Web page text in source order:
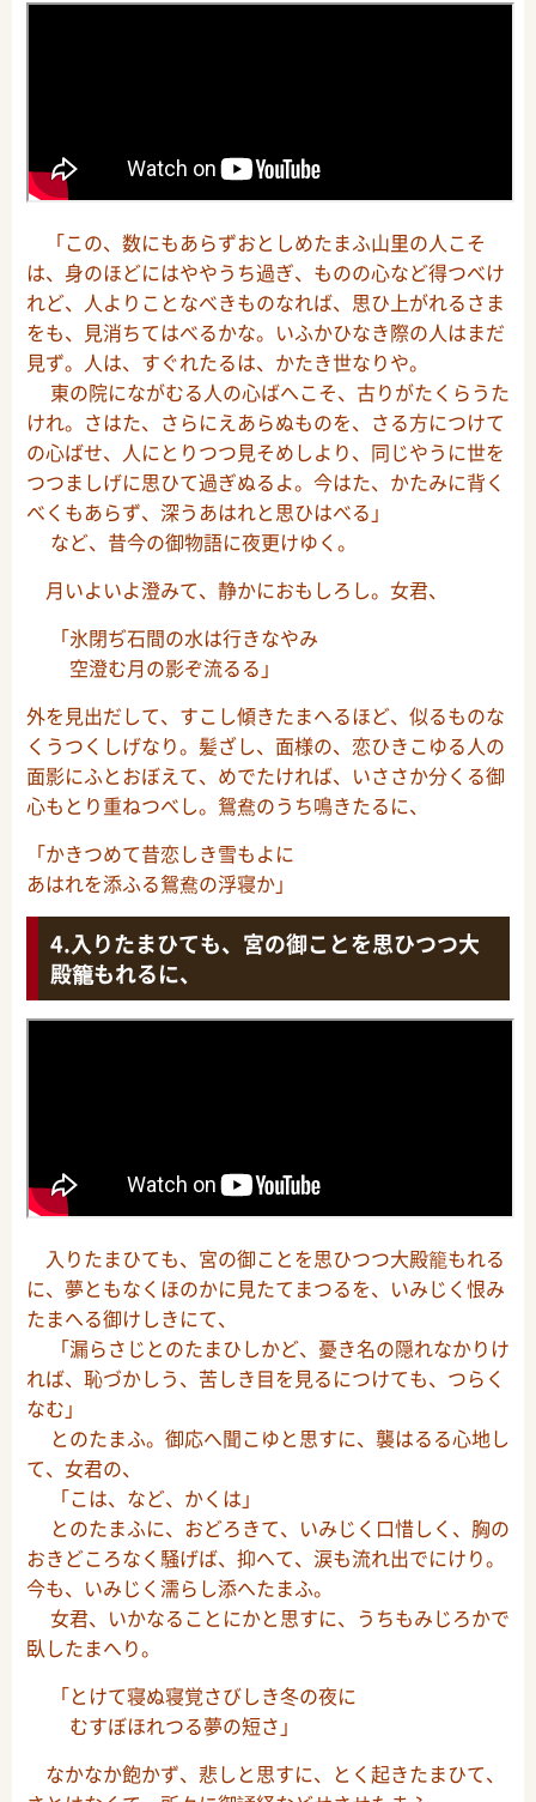
「この、数にもあらずおとしめたまふ山里の人こそ
は、身のほどにはややうち過ぎ、ものの心など得つべけ
れど、人よりことなべきものなれば、思ひ上がれるさま
をも、見消ちてはべるかな。いふかひなき際の人はまだ
見ず。人は、すぐれたるは、かたき世なりや。
東の院にながむる人の心ばへこそ、古りがたくらうた
けれ。さはた、さらにえあらぬものを、さる方につけて
の心ばせ、人にとりつつ見そめしより、同じやうに世を
つつましげに思ひて過ぎぬるよ。今はた、かたみに背く
べくもあらず、深うあはれと思ひはべる」
など、昔今の御物語に夜更けゆく。
月いよいよ澄みて、静かにおもしろし。女君、
「氷閉ぢ石間の水は行きなやみ
空澄む月の影ぞ流るる」
外を見出だして、すこし傾きたまへるほど、似るものな
くうつくしげなり。髪ざし、面様の、恋ひきこゆる人の
面影にふとおぼえて、めでたければ、いささか分くる御
心もとり重ねつべし。鴛鴦のうち鳴きたるに、
「かきつめて昔恋しき雪もよに
あはれを添ふる鴛鴦の浮寝か」
入りたまひても、宮の御ことを思ひつつ大
殿籠もれるに、
入りたまひても、宮の御ことを思ひつつ大殿籠もれる
に、夢ともなくほのかに見たてまつるを、いみじく恨み
たまへる御けしきにて、
「漏らさじとのたまひしかど、憂き名の隠れなかりけ
れば、恥づかしう、苦しき目を見るにつけても、つらく
なむ」
とのたまふ。御応へ聞こゆと思すに、襲はるる心地し
て、女君の、
「こは、など、かくは」
とのたまふに、おどろきて、いみじく口惜しく、胸の
おきどころなく騒げば、抑へて、涙も流れ出でにけり。
今も、いみじく濡らし添へたまふ。
女君、いかなることにかと思すに、うちもみじろかで
臥したまへり。
「とけて寝ぬ寝覚さびしき冬の夜に
むすぼほれつる夢の短さ」
なかなか飽かず、悲しと思すに、とく起きたまひて、